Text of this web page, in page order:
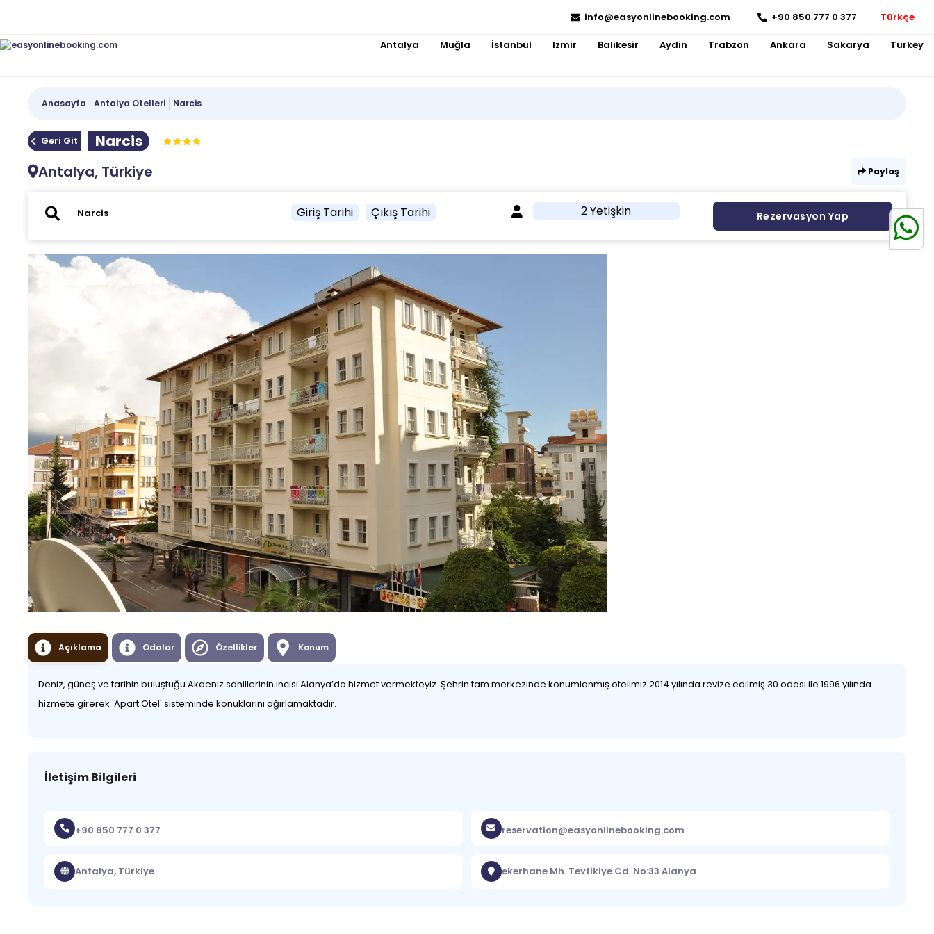
info@easyonlinebooking.com +90 850 777 0 377 Türkçe
Antalya Muğla İstanbul Izmir Balikesir Aydin Trabzon Ankara Sakarya Turkey
Anasayfa Antalya Otelleri Narcis
Geri Git
Narcis
Antalya, Türkiye
Paylaş
Giriş Tarihi Çıkış Tarihi 2 Yetişkin Rezervasyon Yap
Açıklama Odalar Özellikler Konum
Deniz, güneş ve tarihin buluştuğu Akdeniz sahillerinin incisi Alanya’da hizmet vermekteyiz. Şehrin tam merkezinde konumlanmış otelimiz 2014 yılında revize edilmiş 30 odası ile 1996 yılında
hizmete girerek 'Apart Otel' sisteminde konuklarını ağırlamaktadır.
İletişim Bilgileri
+90 850 777 0 377 reservation@easyonlinebooking.com
Antalya, Türkiye ekerhane Mh. Tevfikiye Cd. No:33 Alanya